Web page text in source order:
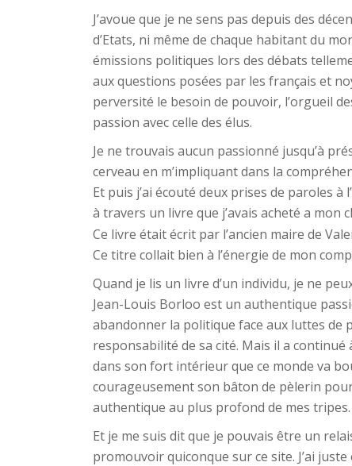
J’avoue que je ne sens pas depuis des
d’Etats, ni même de chaque habitant du
émissions politiques lors des débats
aux questions posées par les français et
perversité le besoin de pouvoir, l’orgueil
passion avec celle des élus.
Je ne trouvais aucun passionné jusqu’à
cerveau en m’impliquant dans la
Et puis j’ai écouté deux prises de paroles à
à travers un livre que j’avais acheté a mon
Ce livre était écrit par l’ancien maire de
Ce titre collait bien à l’énergie de mon
Quand je lis un livre d’un individu, je ne
Jean-Louis Borloo est un authentique
abandonner la politique face aux luttes de
responsabilité de sa cité. Mais il a
dans son fort intérieur que ce monde va
courageusement son bâton de pèlerin
authentique au plus profond de mes tripes.
Et je me suis dit que je pouvais être un
promouvoir quiconque sur ce site. J’ai